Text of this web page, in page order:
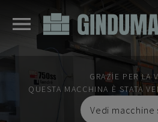
GRAZIE PER LA
QUESTA MACCHINA È STATA
Vedi macchine